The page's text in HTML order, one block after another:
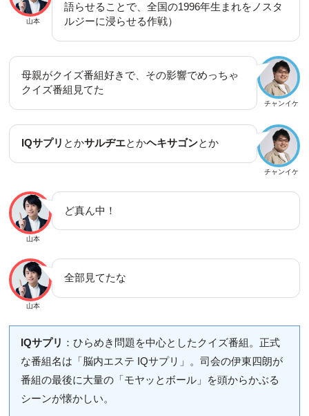
山本
語らせることで、全国の1996年生まれをノスタ
ルジーに浸らせる作戦）
チャンイケ
母親がクイズ番組好きで、その影響でめっちゃ
クイズ番組見てた
チャンイケ
IQサプリ とかサルヂエとかヘキサゴンとか
山本
ど真ん中！
山本
全部見てたな
IQサプリ ：ひらめき問題を中心としたクイズ番組。正式
な番組名は「脳内エステ IQサプリ」。司会の伊東四朗が
番組の最後に大量の「モヤッとボール」を頭からかぶる
シーンが懐かしい。